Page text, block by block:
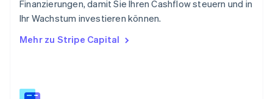
Finanzierungen, damit Sie Ihren Cashflow steuern und in
Ihr Wachstum investieren können.
Mehr zu Stripe Capital
English简体中文
Slowakei
Slowenien
English